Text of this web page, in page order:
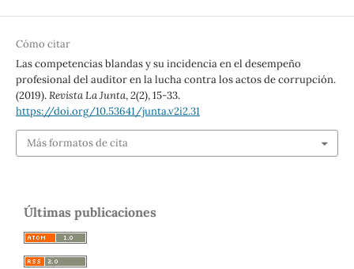
Cómo citar
Las competencias blandas y su incidencia en el desempeño
profesional del auditor en la lucha contra los actos de corrupción.
(2019).Revista La Junta,2(2), 15-33.
https://doi.org/10.53641/junta.v2i2.31
Más formatos de cita
Últimas publicaciones